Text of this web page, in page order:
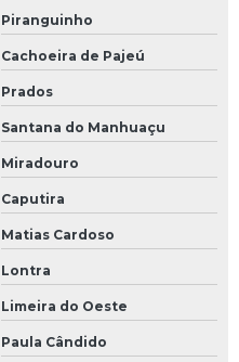
Piranguinho
Cachoeira de Pajeú
Prados
Santana do Manhuaçu
Miradouro
Caputira
Matias Cardoso
Lontra
Limeira do Oeste
Paula Cândido